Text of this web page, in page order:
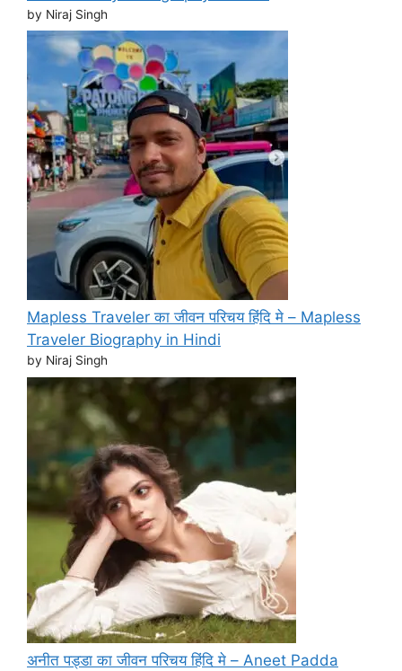
by Niraj Singh
Mapless Traveler का जीवन परिचय हिंदि मे – Mapless
Traveler Biography in Hindi
by Niraj Singh
अनीत पड्डा का जीवन परिचय हिंदि मे – Aneet Padda